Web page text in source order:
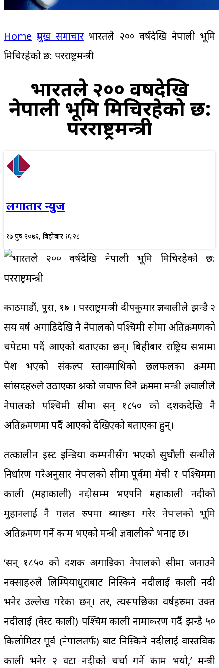
Home प्रमुख समाचार भारतले २०० वर्षदेखि नेपाली भूमि
मिचिरहेको छ: परराष्ट्रमन्त्री
भारतले २०० वर्षदेखि
नेपाली भूमि मिचिरहेको छ:
परराष्ट्रमन्त्री
लगातार न्युज
१७ पुष २०७६, बिहीबार १६:२८
काठमाडौं, पुस, १७ । परराष्ट्रमन्त्री प्रदीपकुमार ज्ञवालीले झन्डै २
सय वर्ष अगाडिदेखि नै नेपालको पश्चिमी सीमा अतिक्रमणको
चपेटमा पर्दै आएको बताएका छन्। बिहीबार राष्ट्रिय सभामा
पेश भएको संकल्प प्रस्तावमाथिको छलफलका क्रममा
सांसदहरुले उठाएका प्रश्नको जवाफ दिने क्रममा मन्त्री ज्ञवालीले
नेपालको पश्चिमी सीमा सन् १८५० को दशकदेखि नै
अतिक्रमणमा पर्दै आएको देखिएको बताएका हुन्।
तत्कालीन इस्ट इन्डिया कम्पनीसँग भएको सुघौली सन्धीले
निर्धारण गरेअनुसार नेपालको सीमा पूर्वमा मेची र पश्चिममा
काली (महाकाली) नदीसम्म भएपनि महाकाली नदीको
मुहानलाई नै गलत रुपमा ब्याख्या गरेर नेपालको भूमि
अतिक्रमण गर्ने काम भएको मन्त्री ज्ञवालीको भनाइ छ।
‘सन् १८५० को दशक अगाडिका नेपालको सीमा जनाउने
नक्साहरुले लिम्पियाधुराबाट निस्किने नदीलाई काली नदी
भनेर उल्लेख गरेका छन्। तर, त्यसपछिका वर्षहरुमा उक्त
नदीलाई (वेस्ट काली) पश्चिम काली नामाकरण गर्दै झन्डै ५०
किलोमिटर पूर्व (नेपालतर्फ) बाट निस्किने नदीलाई वास्तविक
काली भनेर २ वटा नदीको चर्चा गर्ने काम भयो,’ मन्त्री